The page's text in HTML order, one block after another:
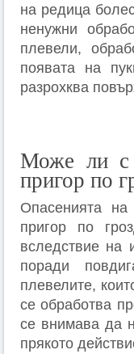
на редица
ненужни
плевели,
появата на
разрохква
Може ли с
пригор по
Опасенията на
пригор по
вследствие на
поради
плевелите,
се обработва
се внимава да
прякото